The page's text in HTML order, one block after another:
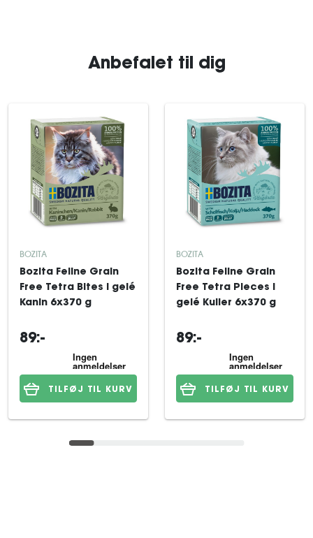
Anbefalet til dig
BOZITA
Bozita Feline Grain
Free Tetra Bites i gelé
Kanin 6x370 g
89:-
TILFØJ TIL KURV
BOZITA
Bozita Feline Grain
Free Tetra Pieces i
gelé Kuller 6x370 g
89:-
TILFØJ TIL KURV